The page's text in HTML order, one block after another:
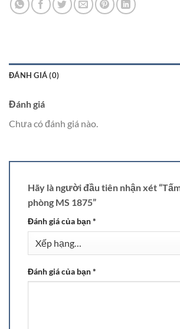
ĐÁNH GIÁ (0)
Đánh giá
Chưa có đánh giá nào.
Hãy là người đầu tiên nhận xét
phòng MS 1875”
Đánh giá của bạn*
Đánh giá của bạn*